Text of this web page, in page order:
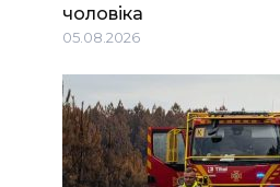
чоловіка
05.08.2026